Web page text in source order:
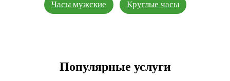
Часы мужские Круглые часы
Популярные услуги